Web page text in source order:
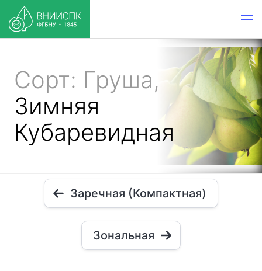
Сорт: Груша,
Зимняя
Кубаревидная
Заречная (Компактная)
Зональная